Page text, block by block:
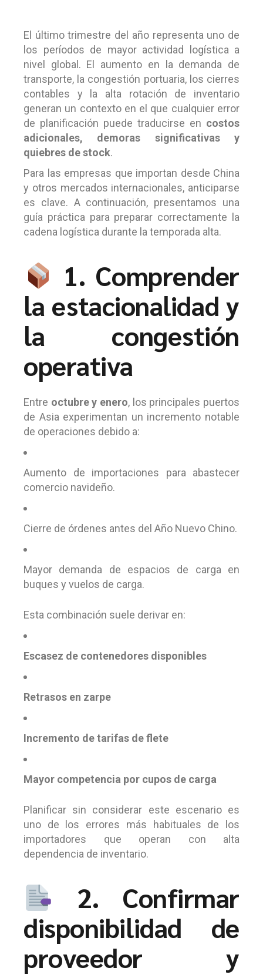
El último trimestre del año representa uno de
los períodos de mayor actividad logística a
nivel global. El aumento en la demanda de
transporte, la congestión portuaria, los cierres
contables y la alta rotación de inventario
generan un contexto en el que cualquier error
de planificación puede traducirse en costos
adicionales, demoras significativas y
quiebres de stock.
Para las empresas que importan desde China
y otros mercados internacionales, anticiparse
es clave. A continuación, presentamos una
guía práctica para preparar correctamente la
cadena logística durante la temporada alta.
1. Comprender
la estacionalidad y
la congestión
operativa
Entre octubre y enero, los principales puertos
de Asia experimentan un incremento notable
de operaciones debido a:
Aumento de importaciones para abastecer
comercio navideño.
Cierre de órdenes antes del Año Nuevo Chino.
Mayor demanda de espacios de carga en
buques y vuelos de carga.
Esta combinación suele derivar en:
Escasez de contenedores disponibles
Retrasos en zarpe
Incremento de tarifas de flete
Mayor competencia por cupos de carga
Planificar sin considerar este escenario es
uno de los errores más habituales de los
importadores que operan con alta
dependencia de inventario.
2. Confirmar
disponibilidad de
proveedor y